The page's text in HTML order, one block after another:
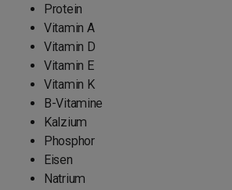
Protein
Vitamin A
Vitamin D
Vitamin E
Vitamin K
B-Vitamine
Kalzium
Phosphor
Eisen
Natrium